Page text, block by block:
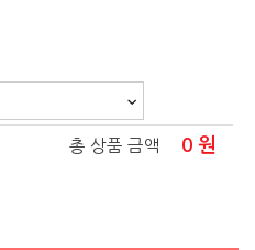
총 상품 금액 0 원